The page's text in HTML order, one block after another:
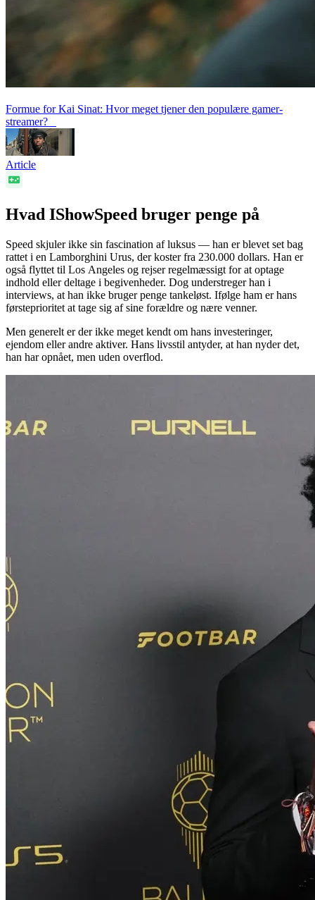
Formue for Kai Sinat: Hvor meget tjener den populære gamer-
streamer?
Article
Hvad IShowSpeed bruger penge på
Speed skjuler ikke sin fascination af luksus — han er blevet set bag
rattet i en Lamborghini Urus, der koster fra 230.000 dollars. Han er
også flyttet til Los Angeles og rejser regelmæssigt for at optage
indhold eller deltage i begivenheder. Dog understreger han i
interviews, at han ikke bruger penge tankeløst. Ifølge ham er hans
førsteprioritet at tage sig af sine forældre og nære venner.
Men generelt er der ikke meget kendt om hans investeringer,
ejendom eller andre aktiver. Hans livsstil antyder, at han nyder det,
han har opnået, men uden overflod.